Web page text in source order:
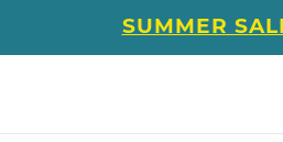
SUMMER